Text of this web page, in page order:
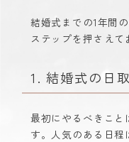
結婚式までの1年間
ステップを押さえて
1. 結婚式の日
最初にやるべきこ
す。人気のある日